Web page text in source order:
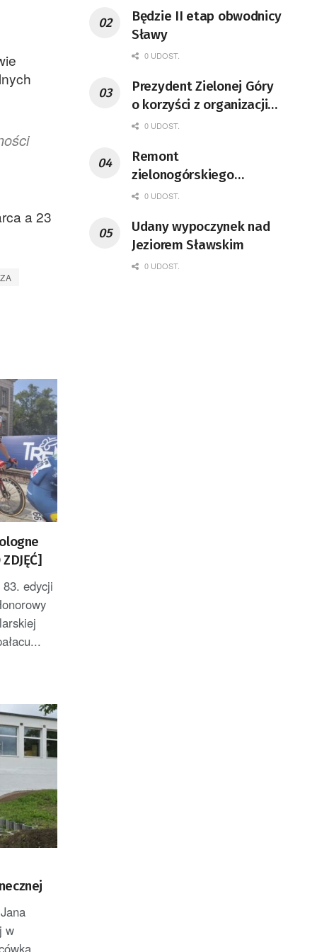
a 23
edycji
w
Będzie II etap obwodnicy
Sławy
0 UDOST.
Prezydent Zielonej Góry
o korzyści z organizacji
mety Tour de Pologne
0 UDOST.
Remont
zielonogórskiego
deptaka zgodnie z
0 UDOST.
Udany wypoczynek nad
Jeziorem Sławskim
0 UDOST.